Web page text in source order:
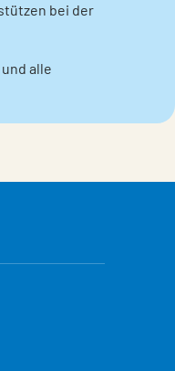
bei der
alle